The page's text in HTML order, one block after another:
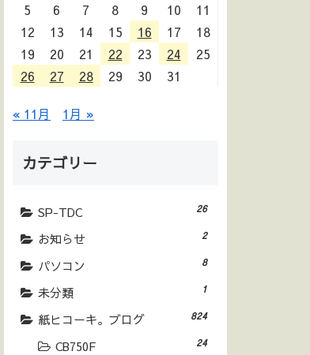
5
6 7 8 9 10
11
12
13 14 15 16 17
18
19
20 21 22 23 24
25
26
27 28 29 30 31
« 11月 1月 »
カテゴリー
SP-TDC 26
お知らせ 2
パソコン 8
未分類 1
紙ヒコーキ。ブログ 824
CB750F 24